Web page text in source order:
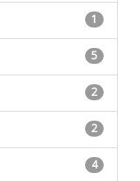
1
5
2
2
4